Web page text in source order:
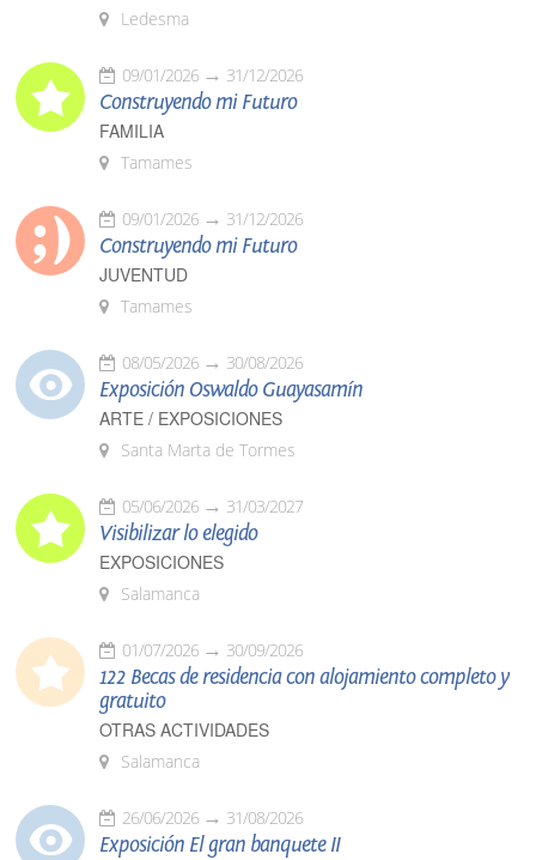
Ledesma
09/01/2026 31/12/2026
Construyendo mi Futuro
FAMILIA
Tamames
09/01/2026 31/12/2026
Construyendo mi Futuro
JUVENTUD
Tamames
08/05/2026 30/08/2026
Exposición Oswaldo Guayasamín
ARTE / EXPOSICIONES
Santa Marta de Tormes
05/06/2026 31/03/2027
Visibilizar lo elegido
EXPOSICIONES
Salamanca
01/07/2026 30/09/2026
122 Becas de residencia con alojamiento completo y
gratuito
OTRAS ACTIVIDADES
Salamanca
26/06/2026 31/08/2026
Exposición El gran banquete II